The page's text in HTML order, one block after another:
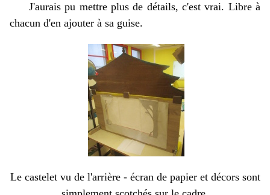
J'aurais pu mettre plus de détails, c'est vrai. Libre à
chacun d'en ajouter à sa guise.
Le castelet vu de l'arrière - écran de papier et décors sont